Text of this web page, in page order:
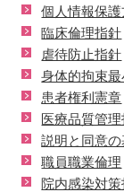
個人情報保
臨床倫理指針
虐待防止指針
身体的拘束
患者権利憲章
医療品質管
説明と同意
職員職業倫理
院内感染対